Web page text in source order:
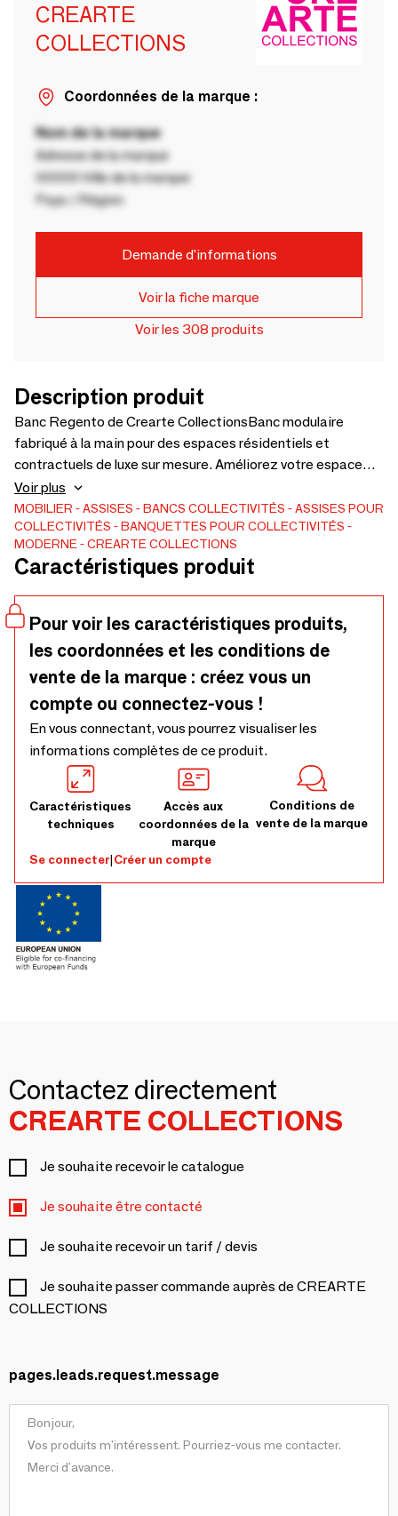
CREARTE
COLLECTIONS
Coordonnées de la marque :
Nom de la marque
Adresse de la marque
00000 Ville de la marque
Pays / Région
Demande d'informations
Voir la fiche marque
Voir les 308 produits
Description produit
Banc Regento de Crearte CollectionsBanc modulaire
fabriqué à la main pour des espaces résidentiels et
contractuels de luxe sur mesure. Améliorez votre espace
avec le banc Regento de Crearte Collections, un véritable
chef-d'œuvre d'excellence artisanale. Doté d'un
capitonnage traditionnel à boutons profonds et de pieds
classiques en bois tourné, son design sans accoudoirs offre
une polyvalence sans précédent pour des configurations
modulaires infinies. Entièrement personnalisable :
choisissez parmi des tissus haut de gamme, des cuirs, des
finitions en bois sur mesure ou utilisez l'option COM
(Customer's Own Material). La solution de siège idéale
pour les projets résidentiels de luxe et d'hôtellerie haut de
gamme. Conception modulaire : structure sans accoudoirs
pour une disposition des sièges personnalisée. Excellence
artisanale : capitonnage profond traditionnel fait main.
Totalement personnalisable : bois, tissu, cuir et options
COM. Luxe et contrat : idéal pour les halls d'entrée haut de
gamme et les maisons distinctives.
Voir plus
MOBILIER ASSISES BANCS COLLECTIVITÉS
ASSISES POUR
COLLECTIVITÉS
BANQUETTES POUR COLLECTIVITÉS
MODERNE
CREARTE COLLECTIONS
Caractéristiques produit
Pour voir les caractéristiques produits,
les coordonnées et les conditions de
vente de la marque : créez vous un
compte ou connectez-vous !
En vous connectant, vous pourrez visualiser les
informations complètes de ce produit.
Caractéristiques
techniques
Accès aux
coordonnées de la
marque
Conditions de
vente de la marque
Se connecter|Créer un compte
Contactez directement
CREARTE COLLECTIONS
Je souhaite recevoir le catalogue
Je souhaite être contacté
Je souhaite recevoir un tarif / devis
Je souhaite passer commande auprès de CREARTE
COLLECTIONS
pages.leads.request.message